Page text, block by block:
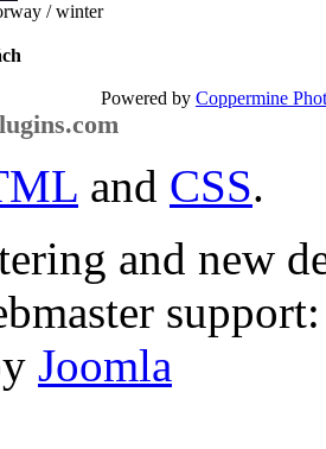
/ winter
Powered by Coppermine
and CSS.
and new
Joomla